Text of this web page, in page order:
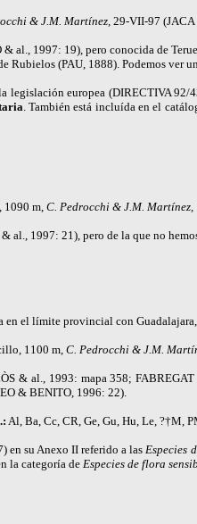
& J.M. Martínez,29-VII-97
& al., 1997: 19), pero conocida de
Rubielos (PAU, 1888). Podemos
legislación europea (DIRECTIVA
. También está incluída en el
1090 m, C. Pedrocchi & J.M. Martínez,
& al., 1997: 21), pero de la que no
en el límite provincial con
1100 m, C. Pedrocchi & J.M.
& al., 1993: mapa 358;FABREGAT
& BENITO, 1996: 22).
Al, Ba, Cc, CR, Ge, Gu, Hu, Le, ?†M,
en su Anexo II referido a lasEspecies
la categoría de Especies de flora